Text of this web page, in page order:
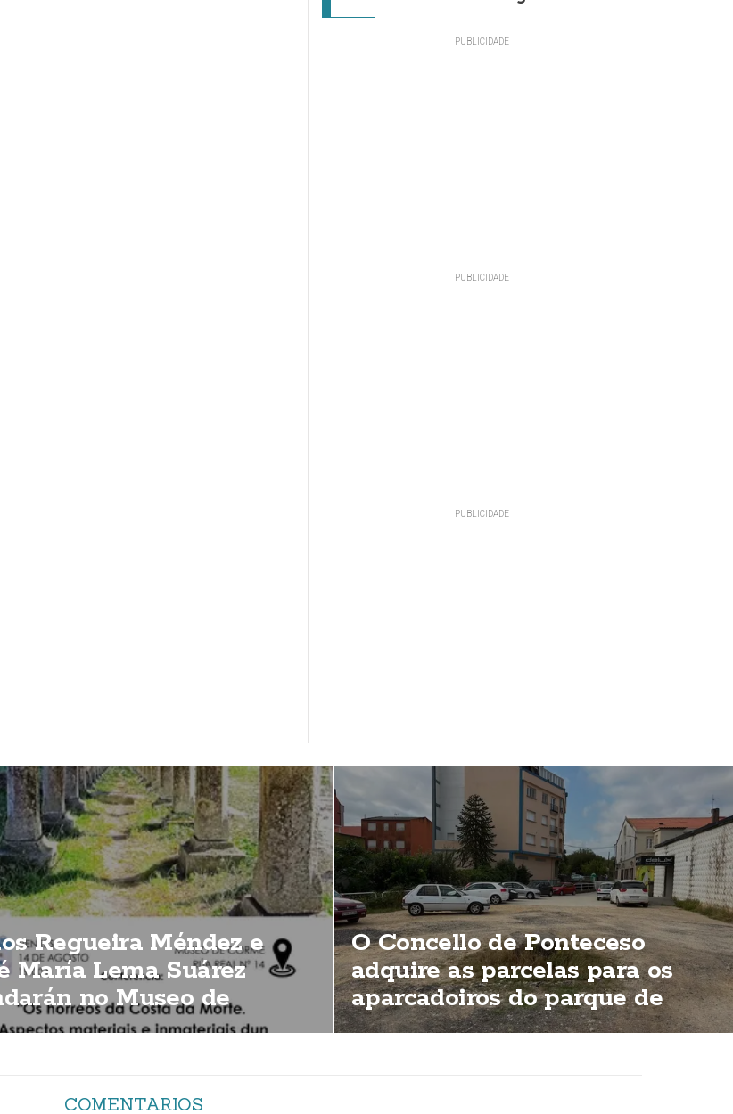
Regueira Méndez e
María Lema Suárez
no Museo de
sobre a importancia
O Concello de Ponteceso
adquire as parcelas para os
aparcadoiros do parque de
Bouzas
COMENTARIOS